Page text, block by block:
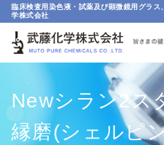
臨床検査用染色液・試薬及び顕微鏡用グラス
学株式会社
Newシラン2ス
縁磨(シェルピ